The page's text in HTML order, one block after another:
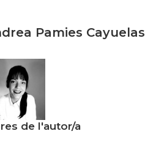
Pamies Cayuelas
de l'autor/a